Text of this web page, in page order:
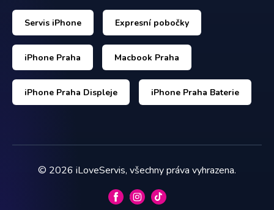
Servis iPhone Expresní pobočky
iPhone Praha Macbook Praha
iPhone Praha Displeje iPhone Praha Baterie
© 2026 iLoveServis, všechny práva vyhrazena.